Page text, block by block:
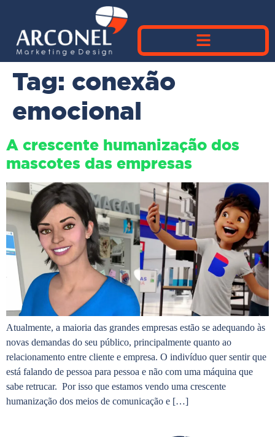
Tag: conexão
emocional
A crescente humanização dos
mascotes das empresas
Atualmente, a maioria das grandes empresas estão se adequando às
novas demandas do seu público, principalmente quanto ao
relacionamento entre cliente e empresa. O indivíduo quer sentir que
está falando de pessoa para pessoa e não com uma máquina que
sabe retrucar. Por isso que estamos vendo uma crescente
humanização dos meios de comunicação e […]